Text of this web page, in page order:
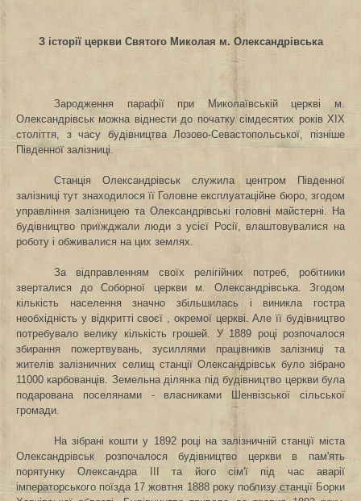
З історії церкви Святого Миколая м. Олександрівська
Зародження парафії при Миколаївській церкві м.
Олександрівськ можна віднести до початку сімдесятих років ХІХ
століття, з часу будівництва Лозово-Севастопольської, пізніше
Південної залізниці.
Станція Олександрівськ служила центром Південної
залізниці тут знаходилося її Головне експлуатаційне бюро, згодом
управління залізницею та Олександрівські головні майстерні. На
будівництво приїжджали люди з усієї Росії, влаштовувалися на
роботу і обживалися на цих землях.
За відправленням своїх релігійних потреб,
робітники
зверталися до Соборної церкви м. Олександрівська. Згодом
кількість населення значно збільшилась і виникла гостра
необхідність у відкритті своєї , окремої церкві. Але її будівництво
потребувало велику кількість грошей. У 1889 році розпочалося
збирання пожертвувань, зусиллями працівників залізниці та
жителів залізничних селищ станції Олександрівськ було зібрано
11000 карбованців. Земельна ділянка під будівництво церкви була
подарована поселянами - власниками Шенвізської сільської
громади.
На зібрані кошти у 1892 році на залізничній станції міста
Олександрівськ розпочалося будівництво церкви в пам'ять
порятунку Олександра ІІІ та його сім'ї під час аварії
імператорського поїзда 17 жовтня 1888 року поблизу станції Борки